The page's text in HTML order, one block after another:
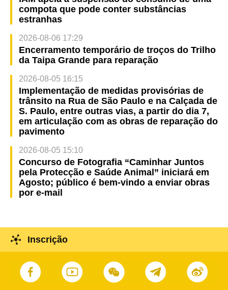
compota que pode conter substâncias
estranhas
2026-08-06 17:29
Encerramento temporário de troços do Trilho
da Taipa Grande para reparação
2026-08-05 16:15
Implementação de medidas provisórias de
trânsito na Rua de São Paulo e na Calçada de
S. Paulo, entre outras vias, a partir do dia 7,
em articulação com as obras de reparação do
pavimento
2026-08-05 15:10
Concurso de Fotografia “Caminhar Juntos
pela Protecção e Saúde Animal” iniciará em
Agosto; público é bem-vindo a enviar obras
por e-mail
Inscrição